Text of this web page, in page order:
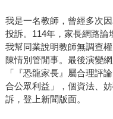
我是一名教師，曾經多次
投訴。114年，家長網路論
我幫同業說明教師無調查
陳情別管閒事。最後演變
「『恐龍家長』屬合理評
合公眾利益」，個資法、
訴，登上新聞版面。